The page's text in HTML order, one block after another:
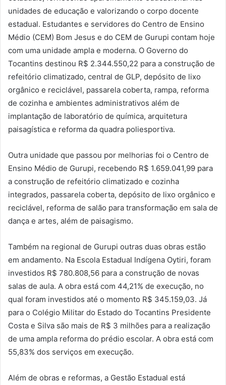
unidades de educação e valorizando o corpo docente
estadual. Estudantes e servidores do Centro de Ensino
Médio (CEM) Bom Jesus e do CEM de Gurupi contam hoje
com uma unidade ampla e moderna. O Governo do
Tocantins destinou R$ 2.344.550,22 para a construção de
refeitório climatizado, central de GLP, depósito de lixo
orgânico e reciclável, passarela coberta, rampa, reforma
de cozinha e ambientes administrativos além de
implantação de laboratório de química, arquitetura
paisagística e reforma da quadra poliesportiva.
Outra unidade que passou por melhorias foi o Centro de
Ensino Médio de Gurupi, recebendo R$ 1.659.041,99 para
a construção de refeitório climatizado e cozinha
integrados, passarela coberta, depósito de lixo orgânico e
reciclável, reforma de salão para transformação em sala de
dança e artes, além de paisagismo.
Também na regional de Gurupi outras duas obras estão
em andamento. Na Escola Estadual Indígena Oytiri, foram
investidos R$ 780.808,56 para a construção de novas
salas de aula. A obra está com 44,21% de execução, no
qual foram investidos até o momento R$ 345.159,03. Já
para o Colégio Militar do Estado do Tocantins Presidente
Costa e Silva são mais de R$ 3 milhões para a realização
de uma ampla reforma do prédio escolar. A obra está com
55,83% dos serviços em execução.
Além de obras e reformas, a Gestão Estadual está